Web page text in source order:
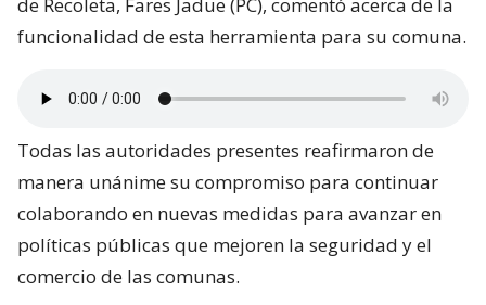
de Recoleta, Fares Jadue (PC), comentó acerca de la
funcionalidad de esta herramienta para su comuna.
Todas las autoridades presentes reafirmaron de
manera unánime su compromiso para continuar
colaborando en nuevas medidas para avanzar en
políticas públicas que mejoren la seguridad y el
comercio de las comunas.